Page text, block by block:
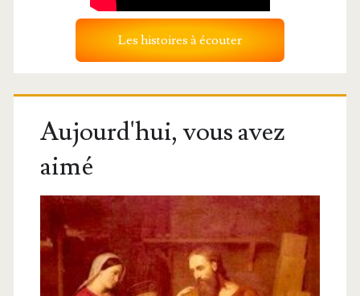
Les histoires à écouter
Aujourd'hui, vous avez
aimé